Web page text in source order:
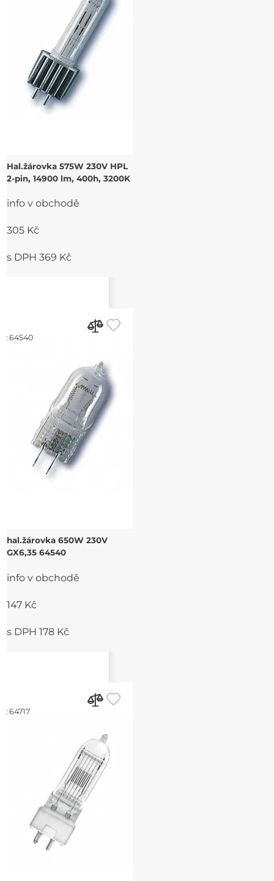
Hal.žárovka 575W 230V HPL
2-pin, 14900 lm, 400h, 3200K
info v obchodě
305 Kč
s DPH 369 Kč
64540
hal.žárovka 650W 230V
GX6,35 64540
info v obchodě
147 Kč
s DPH 178 Kč
64717